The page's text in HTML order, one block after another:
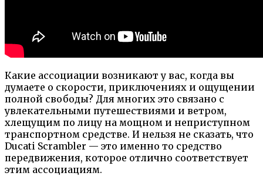
Какие ассоциации возникают у вас, когда вы
думаете о скорости, приключениях и ощущении
полной свободы? Для многих это связано с
увлекательными путешествиями и ветром,
хлещущим по лицу на мощном и неприступном
транспортном средстве. И нельзя не сказать, что
Ducati Scrambler — это именно то средство
передвижения, которое отлично соответствует
этим ассоциациям.